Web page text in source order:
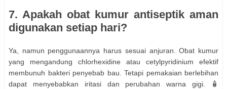
7. Apakah obat kumur antiseptik aman
digunakan setiap hari?
Ya, namun penggunaannya harus sesuai anjuran. Obat kumur
yang mengandung chlorhexidine atau cetylpyridinium efektif
membunuh bakteri penyebab bau. Tetapi pemakaian berlebihan
dapat menyebabkan iritasi dan perubahan warna gigi. 🧴